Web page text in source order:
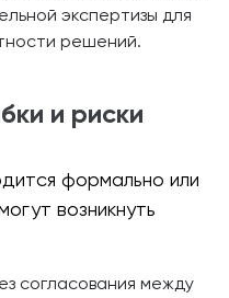
экспертизы для
решений.
и риски
формально или
возникнуть
согласования между